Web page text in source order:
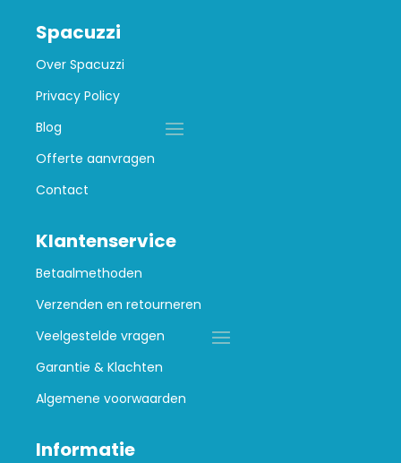
Spacuzzi
Over Spacuzzi
Privacy Policy
Blog
Offerte aanvragen
Contact
Klantenservice
Betaalmethoden
Verzenden en retourneren
Veelgestelde vragen
Garantie & Klachten
Algemene voorwaarden
Informatie